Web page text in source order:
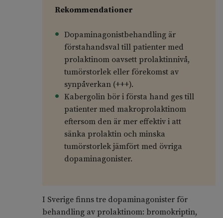
Rekommendationer
Dopaminagonistbehandling är
förstahandsval till patienter med
prolaktinom oavsett prolaktinnivå,
tumörstorlek eller förekomst av
synpåverkan (+++).
Kabergolin bör i första hand ges till
patienter med makroprolaktinom
eftersom den är mer effektiv i att
sänka prolaktin och minska
tumörstorlek jämfört med övriga
dopaminagonister.
I Sverige finns tre dopaminagonister för
behandling av prolaktinom: bromokriptin,